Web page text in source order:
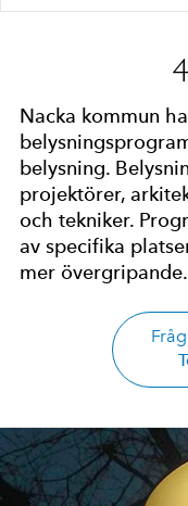
Nacka kommun
belysning.
projektörer,
och tekniker.
av specifika
mer övergripande.